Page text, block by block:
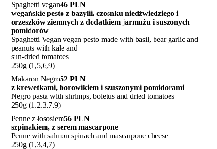
Spaghetti vegan46 PLN
wegańskie pesto z bazylii, czosnku niedźwiedziego i
orzeszków ziemnych z dodatkiem jarmużu i suszonych
pomidorów
Spaghetti Vegan vegan pesto made with basil, bear garlic and
peanuts with kale and
sun-dried tomatoes
250g (1,5,6,9)
Makaron Negro52 PLN
z krewetkami, borowikiem i szuszonymi pomidorami
Negro pasta with shrimps, boletus and dried tomatoes
250g (1,2,3,7,9)
Penne z łososiem56 PLN
szpinakiem, z serem mascarpone
Penne with salmon spinach and mascarpone cheese
250g (1,3,4,7)